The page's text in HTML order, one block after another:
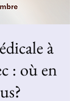
à
: où en